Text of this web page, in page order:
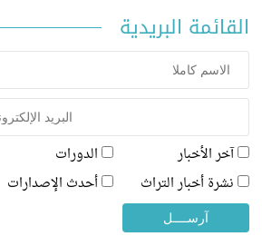
القائمة البريدية
آخر الأخبار
الدورات
نشرة أخبار التراث
أحدث الإصدارات